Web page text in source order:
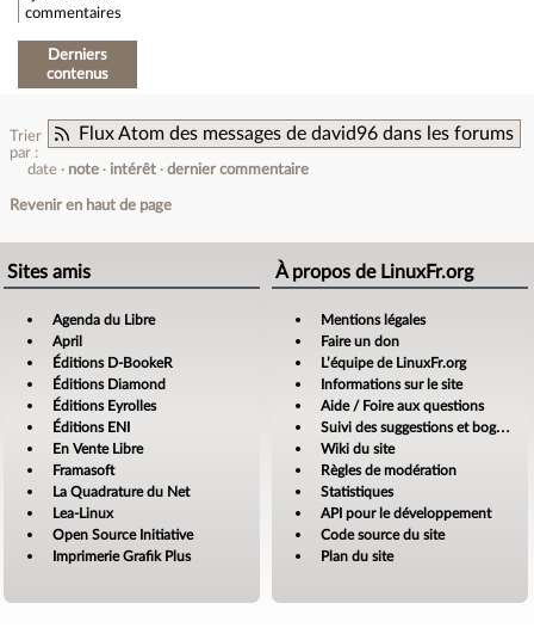
commentaires
Derniers
contenus
Flux Atom des messages de david96 dans les forums
Trier
par :
date
note intérêt dernier commentaire
Revenir en haut de page
Sites amis
Agenda du Libre
April
Éditions D-BookeR
Éditions Diamond
Éditions Eyrolles
Éditions ENI
En Vente Libre
Framasoft
La Quadrature du Net
Lea-Linux
Open Source Initiative
Imprimerie Grafik Plus
À propos de LinuxFr.org
Mentions légales
Faire un don
L’équipe de LinuxFr.org
Informations sur le site
Aide / Foire aux questions
Suivi des suggestions et bogues
Wiki du site
Règles de modération
Statistiques
API pour le développement
Code source du site
Plan du site